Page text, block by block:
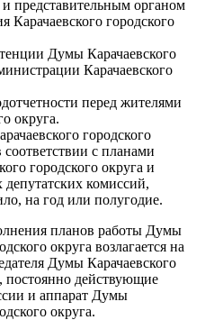
и представительным органом
Карачаевского городского
Думы Карачаевского
Карачаевского
перед жителями
округа.
городского
соответствии с планами
городского округа и
комиссий,
на год или полугодие.
планов работы Думы
округа возлагается на
Думы Карачаевского
постоянно действующие
и аппарат Думы
округа.